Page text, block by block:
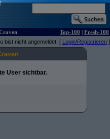
Top-100 | Fresh-100
bist nicht angemeldet. [ Login/Registrieren ]
User sichtbar.